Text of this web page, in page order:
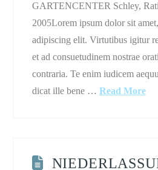
GARTENCENTER Schley,
2005Lorem ipsum dolor sit
adipiscing elit. Virtutibus igitur
et ad consuetudinem nostrae
contraria. Te enim iudicem
dicat ille bene … Read More